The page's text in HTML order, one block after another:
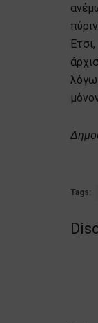
λόγω
Tags: